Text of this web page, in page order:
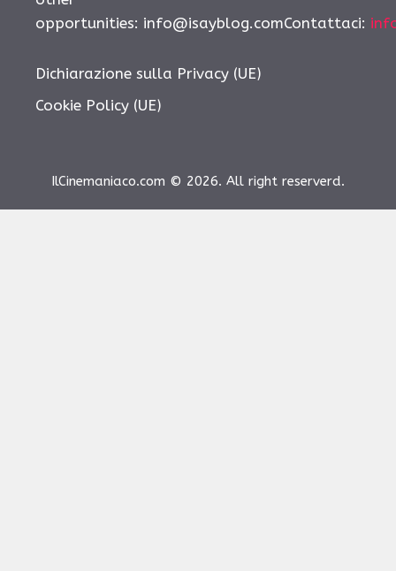
opportunities: info@isayblog.comContattaci:
Dichiarazione sulla Privacy (UE)
Cookie Policy (UE)
IlCinemaniaco.com © 2026. All right reserverd.